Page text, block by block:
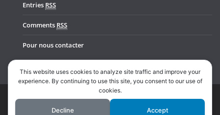
Entries RSS
Comments RSS
Pour nous contacter
Copyright © 2026Music In Belgium. All rights reserved.
ColorMag Pro by ThemeGrill. Powered by
This website uses cookies to analyze site traffic and improve your
experience. By continuing to use this site, you consent to our use of
cookies.
Decline Accept